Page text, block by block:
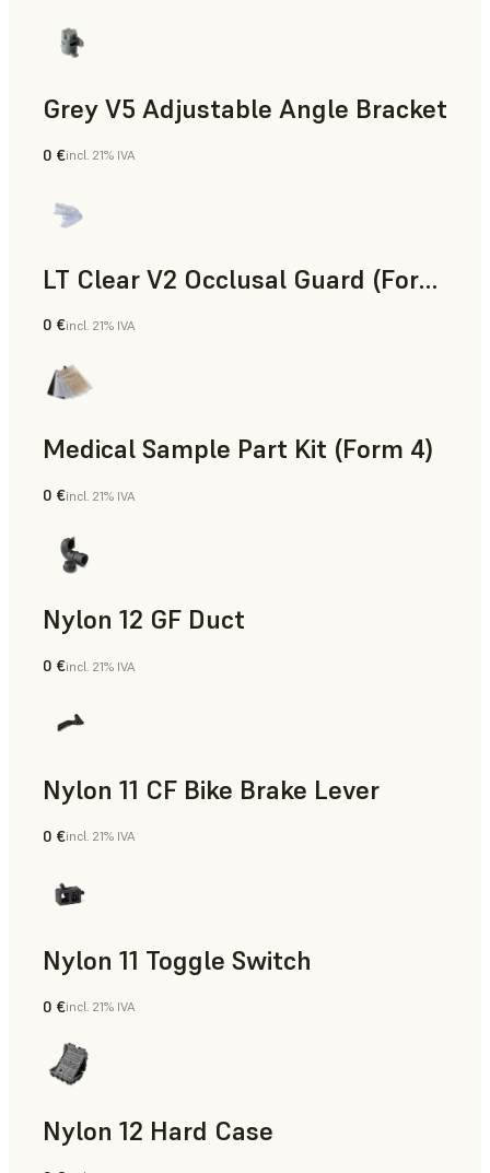
Grey V5 Adjustable Angle Bracket
Estándar
0 €incl. 21% IVA
LT Clear V2 Occlusal Guard (Form 4)
Odontología
0 €incl. 21% IVA
Medical Sample Part Kit (Form 4)
Medicina
0 €incl. 21% IVA
Nylon 12 GF Duct
Polvo para SLS
0 €incl. 21% IVA
Nylon 11 CF Bike Brake Lever
Polvo para SLS
0 €incl. 21% IVA
Nylon 11 Toggle Switch
Polvo para SLS
0 €incl. 21% IVA
Nylon 12 Hard Case